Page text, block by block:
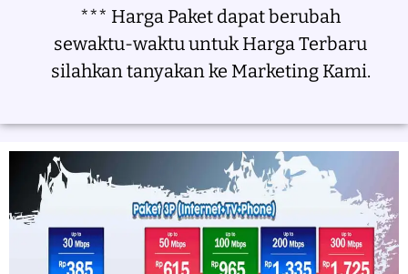
*** Harga Paket dapat berubah
sewaktu-waktu untuk Harga Terbaru
silahkan tanyakan ke Marketing Kami.